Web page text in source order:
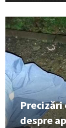
Precizări
despre